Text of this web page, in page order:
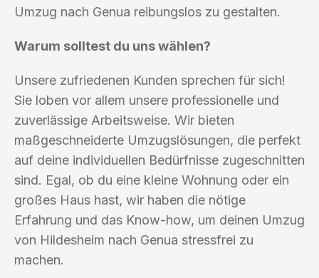
Umzug nach Genua reibungslos zu gestalten.
Warum solltest du uns wählen?
Unsere zufriedenen Kunden sprechen für sich!
Sie loben vor allem unsere professionelle und
zuverlässige Arbeitsweise. Wir bieten
maßgeschneiderte Umzugslösungen, die perfekt
auf deine individuellen Bedürfnisse zugeschnitten
sind. Egal, ob du eine kleine Wohnung oder ein
großes Haus hast, wir haben die nötige
Erfahrung und das Know-how, um deinen Umzug
von Hildesheim nach Genua stressfrei zu
machen.